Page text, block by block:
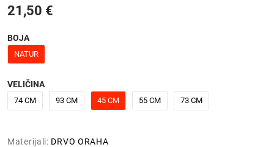
21,50 €
BOJA
NATUR
VELIČINA
74 CM 93 CM 45 CM 55 CM 73 CM
Materijali: DRVO ORAHA